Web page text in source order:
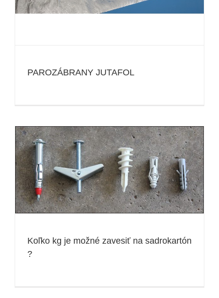
PAROZÁBRANY JUTAFOL
Koľko kg je možné zavesiť na sadrokartón
?